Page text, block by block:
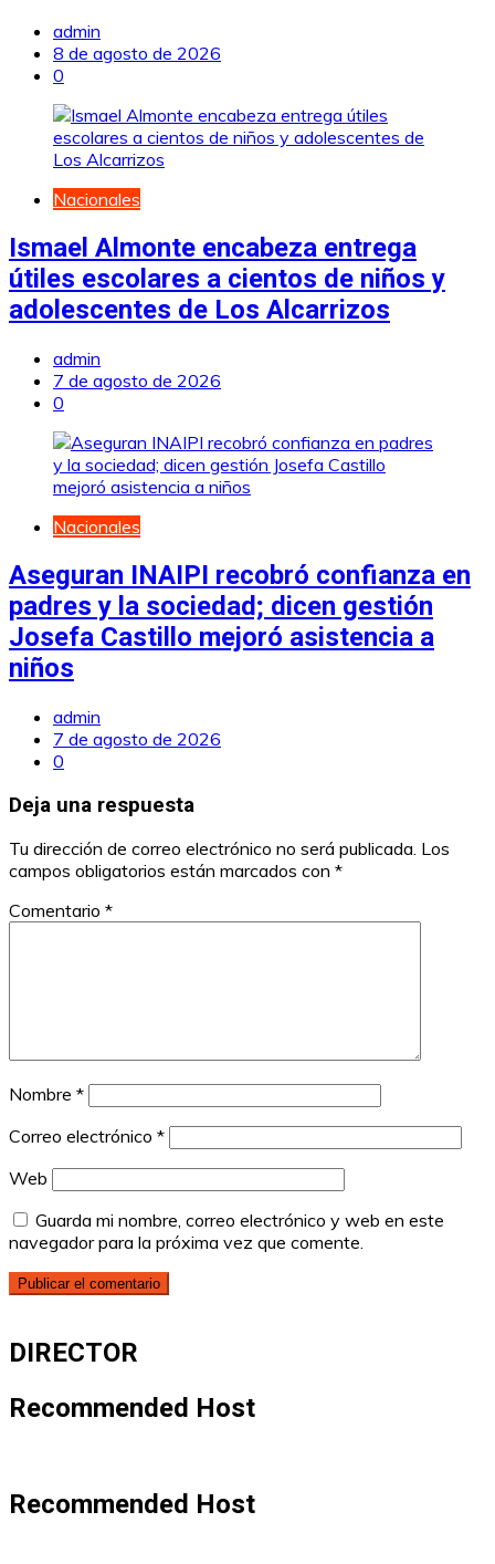
admin
8 de agosto de 2026
0
Nacionales
Ismael Almonte encabeza entrega
útiles escolares a cientos de niños y
adolescentes de Los Alcarrizos
admin
7 de agosto de 2026
0
Nacionales
Aseguran INAIPI recobró confianza en
padres y la sociedad; dicen gestión
Josefa Castillo mejoró asistencia a
niños
admin
7 de agosto de 2026
0
Deja una respuesta
Tu dirección de correo electrónico no será publicada. Los
campos obligatorios están marcados con *
Comentario *
Nombre *
Correo electrónico *
Web
Guarda mi nombre, correo electrónico y web en este
navegador para la próxima vez que comente.
DIRECTOR
Recommended Host
Recommended Host